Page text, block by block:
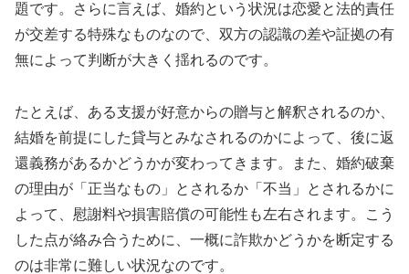
題です。さらに言えば、婚約という状況は恋愛と法的責任
が交差する特殊なものなので、双方の認識の差や証拠の有
無によって判断が大きく揺れるのです。
たとえば、ある支援が好意からの贈与と解釈されるのか、
結婚を前提にした貸与とみなされるのかによって、後に返
還義務があるかどうかが変わってきます。また、婚約破棄
の理由が「正当なもの」とされるか「不当」とされるかに
よって、慰謝料や損害賠償の可能性も左右されます。こう
した点が絡み合うために、一概に詐欺かどうかを断定する
のは非常に難しい状況なのです。